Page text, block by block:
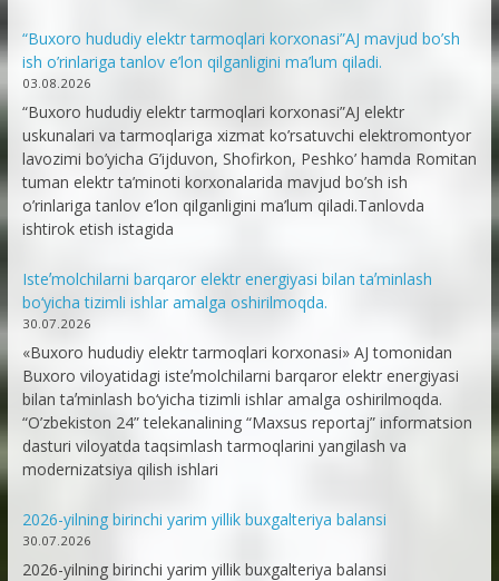
“Buxoro hududiy elektr tarmoqlari korxonasi”AJ mavjud bo’sh
ish o’rinlariga tanlov e’lon qilganligini ma’lum qiladi.
03.08.2026
“Buxoro hududiy elektr tarmoqlari korxonasi”AJ elektr
uskunalari va tarmoqlariga xizmat ko’rsatuvchi elektromontyor
lavozimi bo’yicha G’ijduvon, Shofirkon, Peshko’ hamda Romitan
tuman elektr ta’minoti korxonalarida mavjud bo’sh ish
o’rinlariga tanlov e’lon qilganligini ma’lum qiladi.Tanlovda
ishtirok etish istagida
Isteʼmolchilarni barqaror elektr energiyasi bilan taʼminlash
bo‘yicha tizimli ishlar amalga oshirilmoqda.
30.07.2026
«Buxoro hududiy elektr tarmoqlari korxonasi» AJ tomonidan
Buxoro viloyatidagi isteʼmolchilarni barqaror elektr energiyasi
bilan taʼminlash bo‘yicha tizimli ishlar amalga oshirilmoqda.
“O’zbekiston 24” telekanalining “Maxsus reportaj” informatsion
dasturi viloyatda taqsimlash tarmoqlarini yangilash va
modernizatsiya qilish ishlari
2026-yilning birinchi yarim yillik buxgalteriya balansi
30.07.2026
2026-yilning birinchi yarim yillik buxgalteriya balansi